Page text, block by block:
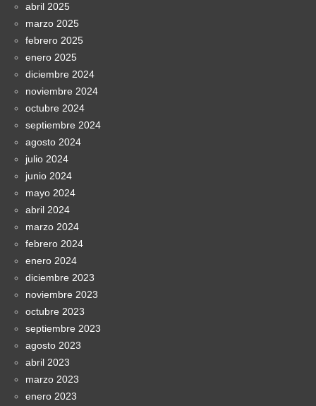
abril 2025
marzo 2025
febrero 2025
enero 2025
diciembre 2024
noviembre 2024
octubre 2024
septiembre 2024
agosto 2024
julio 2024
junio 2024
mayo 2024
abril 2024
marzo 2024
febrero 2024
enero 2024
diciembre 2023
noviembre 2023
octubre 2023
septiembre 2023
agosto 2023
abril 2023
marzo 2023
enero 2023